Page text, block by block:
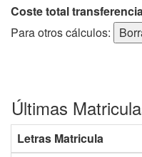
Coste total
Para otros cálculos:
Últimas
Letras Matricula